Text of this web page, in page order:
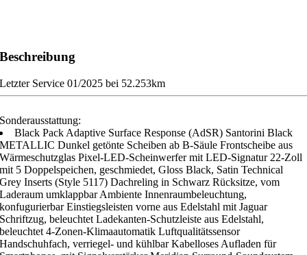
Beschreibung
Letzter Service 01/2025 bei 52.253km
Sonderausstattung:
Black Pack Adaptive Surface Response (AdSR) Santorini Black
METALLIC Dunkel getönte Scheiben ab B-Säule Frontscheibe aus
Wärmeschutzglas Pixel-LED-Scheinwerfer mit LED-Signatur 22-Zoll
mit 5 Doppelspeichen, geschmiedet, Gloss Black, Satin Technical
Grey Inserts (Style 5117) Dachreling in Schwarz Rücksitze, vom
Laderaum umklappbar Ambiente Innenraumbeleuchtung,
konfugurierbar Einstiegsleisten vorne aus Edelstahl mit Jaguar
Schriftzug, beleuchtet Ladekanten-Schutzleiste aus Edelstahl,
beleuchtet 4-Zonen-Klimaautomatik Luftqualitätssensor
Handschuhfach, verriegel- und kühlbar Kabelloses Aufladen für